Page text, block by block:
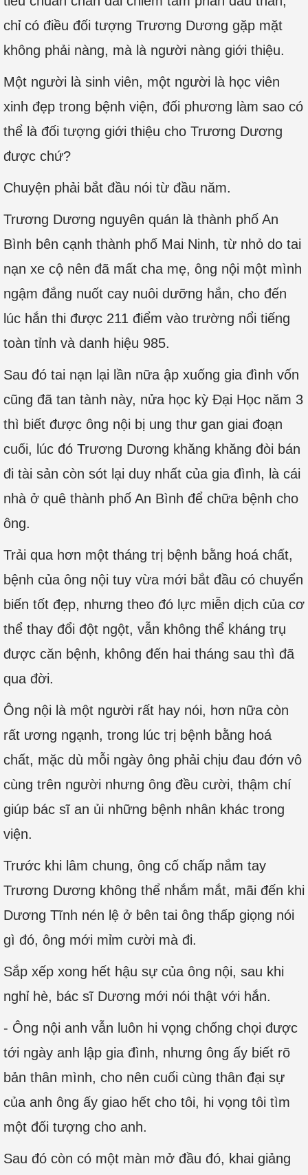
chỉ có điều đối tượng Trương Dương gặp mặt
không phải nàng, mà là người nàng giới thiệu.
Một người là sinh viên, một người là học viên
xinh đẹp trong bệnh viện, đối phương làm sao có
thể là đối tượng giới thiệu cho Trương Dương
được chứ?
Chuyện phải bắt đầu nói từ đầu năm.
Trương Dương nguyên quán là thành phố An
Bình bên cạnh thành phố Mai Ninh, từ nhỏ do tai
nạn xe cộ nên đã mất cha mẹ, ông nội một mình
ngậm đắng nuốt cay nuôi dưỡng hắn, cho đến
lúc hắn thi được 211 điểm vào trường nổi tiếng
toàn tỉnh và danh hiệu 985.
Sau đó tai nạn lại lần nữa ập xuống gia đình vốn
cũng đã tan tành này, nửa học kỳ Đại Học năm 3
thì biết được ông nội bị ung thư gan giai đoạn
cuối, lúc đó Trương Dương khăng khăng đòi bán
đi tài sản còn sót lại duy nhất của gia đình, là cái
nhà ở quê thành phố An Bình để chữa bệnh cho
ông.
Trải qua hơn một tháng trị bệnh bằng hoá chất,
bệnh của ông nội tuy vừa mới bắt đầu có chuyển
biến tốt đẹp, nhưng theo đó lực miễn dịch của cơ
thể thay đổi đột ngột, vẫn không thể kháng trụ
được căn bệnh, không đến hai tháng sau thì đã
qua đời.
Ông nội là một người rất hay nói, hơn nữa còn
rất ương ngạnh, trong lúc trị bệnh bằng hoá
chất, mặc dù mỗi ngày ông phải chịu đau đớn vô
cùng trên người nhưng ông đều cười, thậm chí
giúp bác sĩ an ủi những bệnh nhân khác trong
viện.
Trước khi lâm chung, ông cố chấp nắm tay
Trương Dương không thể nhắm mắt, mãi đến khi
Dương Tĩnh nén lệ ở bên tai ông thấp giọng nói
gì đó, ông mới mỉm cười mà đi.
Sắp xếp xong hết hậu sự của ông nội, sau khi
nghỉ hè, bác sĩ Dương mới nói thật với hắn.
- Ông nội anh vẫn luôn hi vọng chống chọi được
tới ngày anh lập gia đình, nhưng ông ấy biết rõ
bản thân mình, cho nên cuối cùng thân đại sự
của anh ông ấy giao hết cho tôi, hi vọng tôi tìm
một đối tượng cho anh.
Sau đó còn có một màn mở đầu đó, khai giảng